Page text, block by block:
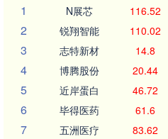
1
N展芯 116.52
2 锐翔智能 110.02
3 志特新材 14.8
4 博腾股份 20.44
5 近岸蛋白 46.72
6 毕得医药 61.6
7 五洲医疗 83.62